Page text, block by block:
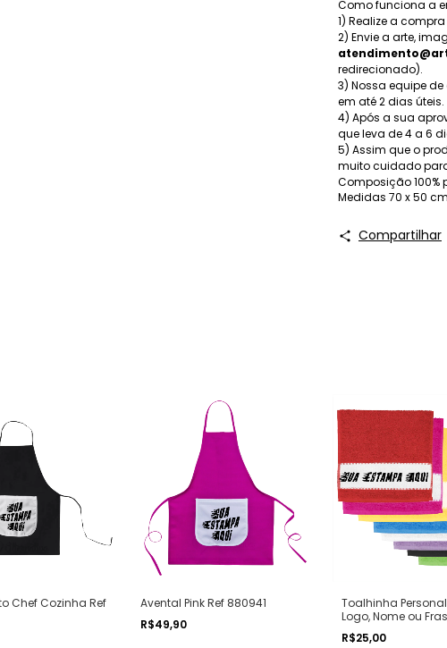
Como funciona a
1) Realize a
2) Envie a arte,
redirecionado).
3) Nossa equipe
em até 2 dias úteis.
4) Após a sua
que leva de 4 a 6
5) Assim que o
muito cuidado
Composição 100%
Medidas 70 x 50 cm
Compartilhar
Chef Cozinha Ref
Avental Pink Ref 880941
R$49,90
Toalhinha
Logo, Nome ou
Cores
R$25,00